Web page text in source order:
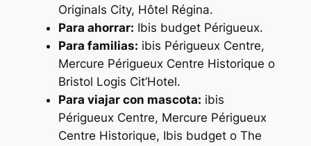
Originals City, Hôtel Régina.
Para ahorrar: Ibis budget Périgueux.
Para familias: ibis Périgueux Centre,
Mercure Périgueux Centre Historique o
Bristol Logis Cit’Hotel.
Para viajar con mascota: ibis
Périgueux Centre, Mercure Périgueux
Centre Historique, Ibis budget o The